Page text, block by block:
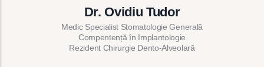
Dr. Ovidiu Tudor
Medic Specialist Stomatologie Generală
Compentență în Implantologie
Rezident Chirurgie Dento-Alveolară